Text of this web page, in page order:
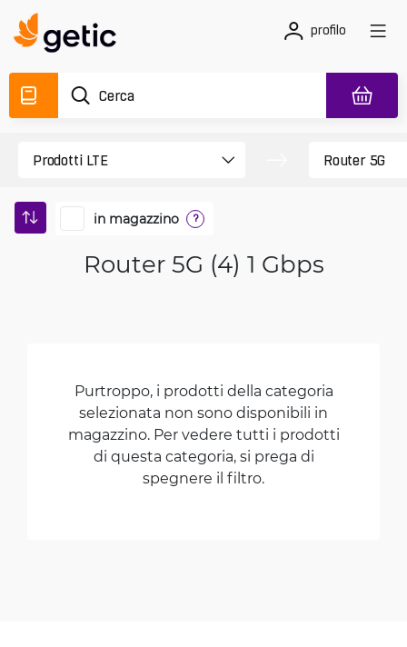
profilo
in magazzino ?
Router 5G (4) 1 Gbps
Purtroppo, i prodotti della categoria
selezionata non sono disponibili in
magazzino. Per vedere tutti i prodotti
di questa categoria, si prega di
spegnere il filtro.